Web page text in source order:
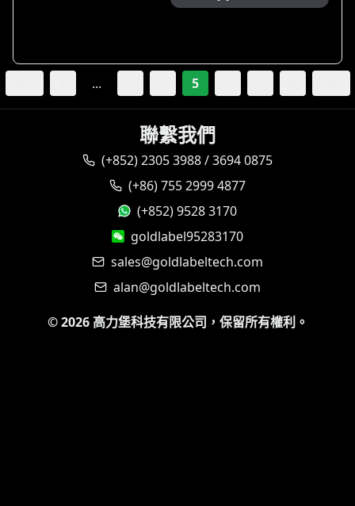
... 5
聯繫我們
(+852) 2305 3988 / 3694 0875
(+86) 755 2999 4877
(+852) 9528 3170
goldlabel95283170
sales@goldlabeltech.com
alan@goldlabeltech.com
©2026 高力堡科技有限公司，保留所有權利。